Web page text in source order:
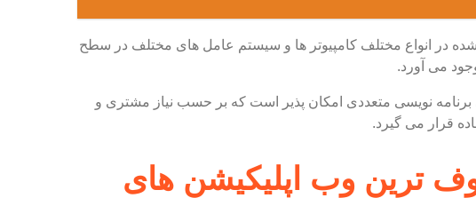
در انواع مختلف کامپیوتر ها و سیستم عامل های مختلف در سطح
می آورد.
برنامه نویسی متعددی امکان پذیر است که بر حسب نیاز مشتری و
قرار می گیرد.
ترین وب اپلیکیشن های